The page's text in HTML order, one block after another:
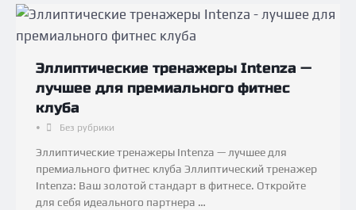
Эллиптические тренажеры Intenza —
лучшее для премиального фитнес
клуба
• Без рубрики
Эллиптические тренажеры Intenza — лучшее для
премиального фитнес клуба Эллиптический тренажер
Intenza: Ваш золотой стандарт в фитнесе. Откройте
для себя идеального партнера …